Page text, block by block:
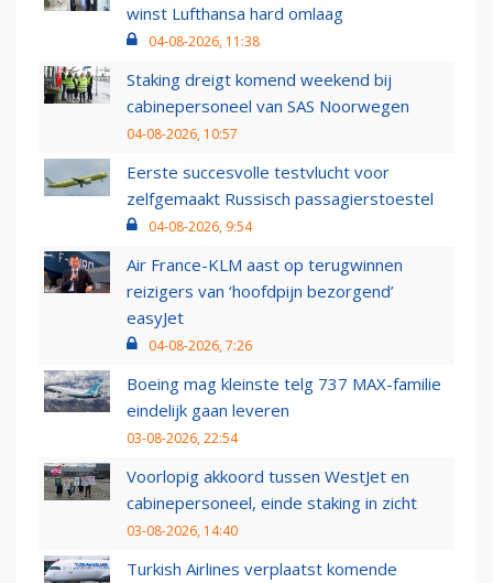
winst Lufthansa hard omlaag
04-08-2026, 11:38
Staking dreigt komend weekend bij
cabinepersoneel van SAS Noorwegen
04-08-2026, 10:57
Eerste succesvolle testvlucht voor
zelfgemaakt Russisch passagierstoestel
04-08-2026, 9:54
Air France-KLM aast op terugwinnen
reizigers van ‘hoofdpijn bezorgend’
easyJet
04-08-2026, 7:26
Boeing mag kleinste telg 737 MAX-familie
eindelijk gaan leveren
03-08-2026, 22:54
Voorlopig akkoord tussen WestJet en
cabinepersoneel, einde staking in zicht
03-08-2026, 14:40
Turkish Airlines verplaatst komende